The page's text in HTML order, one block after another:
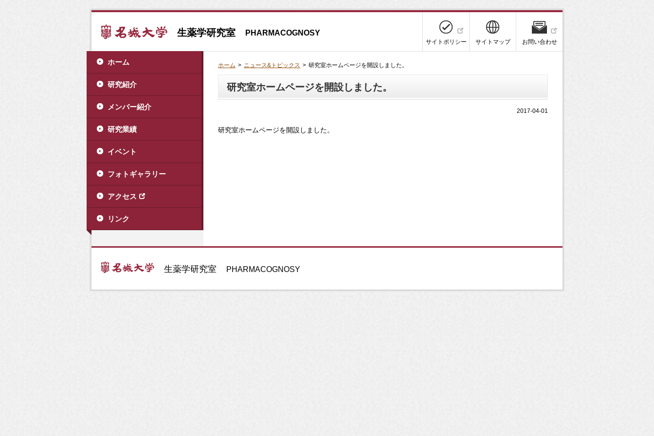
生薬学研究室 PHARMACOGNOSY
ホーム
研究紹介
メンバー紹介
研究業績
イベント
フォトギャラリー
アクセス
リンク
サイトポリシー サイトマップ お問い合わせ
ホーム ニュース&トピックス 研究室ホームページを開設しました。
研究室ホームページを開設しました。
2017-04-01
研究室ホームページを開設しました。
生薬学研究室 PHARMACOGNOSY